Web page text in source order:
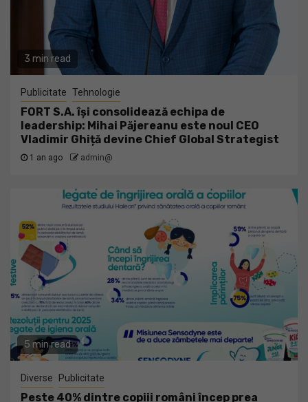
3 min read
Publicitate Tehnologie
FORT S.A. își consolidează echipa de
leadership: Mihai Păjereanu este noul CEO
Vladimir Ghiță devine Chief Global Strategist
1 an ago admin@
5 min read
Diverse Publicitate
Peste 40% dintre copiii români încep prea